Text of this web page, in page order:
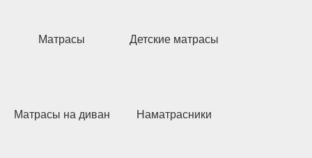
Матрасы Детские матрасы
Матрасы на диван Наматрасники